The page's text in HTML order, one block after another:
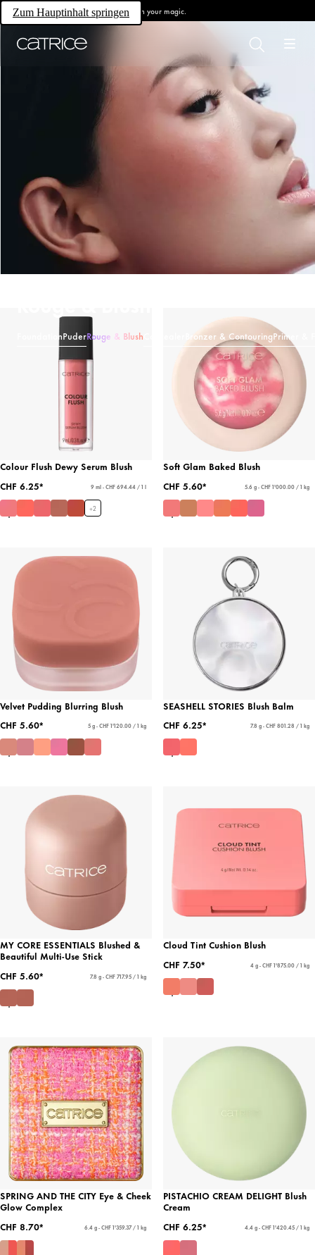
Zum Hauptinhalt springen Own your magic.
FoundationPuderRouge & Blush Bronzer & ContouringPrimer &
Colour Flush Dewy Serum Blush
CHF 6.25*
9 ml - CHF 694.44 / 1 l
+2
Soft Glam Baked Blush
CHF 5.60*
5.6 g - CHF 1'000.00 / 1 kg
Velvet Pudding Blurring Blush
CHF 5.60*
5 g - CHF 1'120.00 / 1 kg
SEASHELL STORIES Blush Balm
CHF 6.25*
7.8 g - CHF 801.28 / 1 kg
MY CORE ESSENTIALS Blushed &
Beautiful Multi-Use Stick
CHF 5.60*
7.8 g - CHF 717.95 / 1 kg
Cloud Tint Cushion Blush
CHF 7.50*
4 g - CHF 1'875.00 / 1 kg
SPRING AND THE CITY Eye & Cheek
Glow Complex
CHF 8.70*
6.4 g - CHF 1'359.37 / 1 kg
PISTACHIO CREAM DELIGHT Blush
Cream
CHF 6.25*
4.4 g - CHF 1'420.45 / 1 kg